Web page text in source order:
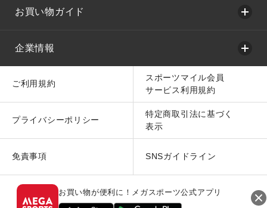
お買い物ガイド
企業情報
ご利用規約
スポーツマイル会員
サービス利用規約
プライバシーポリシー
特定商取引法に基づく
表示
免責事項 SNSガイドライン
お買い物が便利に！メガスポーツ公式アプリ